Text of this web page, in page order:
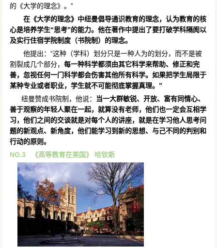
的《大学的理念》。”
在《大学的理念》中纽曼倡导通识教育的理念，认为教育的核
心是培养学生“思考”的能力。他在著作中提出了要打破学科隔阂以
及实行住宿学院制度（书院制）的理念。
他提出：“这种（学科）划分只是一种人为的划分，而不是被
割裂成几个部分， 每一种科学都须由其它科学来帮助、修正和完
善，忽视任何一门科学都会伤害其他所有科学。如果把学生局限于
某种专业或者职业，学生就不可能彻底掌握真理。”
纽曼赞成书院制，他说： 当一大群敏锐、开放、富有同情心、
善于观察的年轻人聚在一起，就算没有老师，他们也一定会互相学
习，他们之间的交谈就是对每个人的讲座，就是在学习他人思考问
题的新观点、新角度，他们能学习到新的思想、与己不同的判别和
行动的原则。
NO.3
《高等教育在美国》 哈钦斯